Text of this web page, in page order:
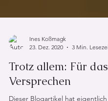
23. Dez. 2020
3 Min. Lesezeit
Trotz allem: Für das